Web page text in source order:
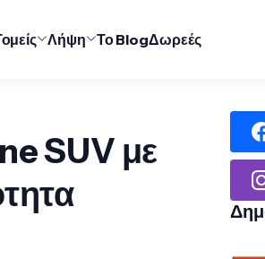
Λήψη Το BlogΔωρεές
SUV με